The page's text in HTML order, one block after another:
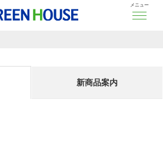
メニュー
新商品案内